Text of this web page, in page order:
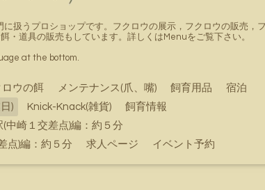
扱うプロショップです。フクロウの展示，フクロウの販売，
・道具の販売もしています。詳しくはMenuをご覧下さい。
at the bottom.
ロウの餌 メンテナンス(爪、嘴) 飼育用品
宿泊
) Knick-Knack(雑貨)
飼育情報
中崎１交差点)編：約５分
点)編：約５分
求人ページ イベント予約